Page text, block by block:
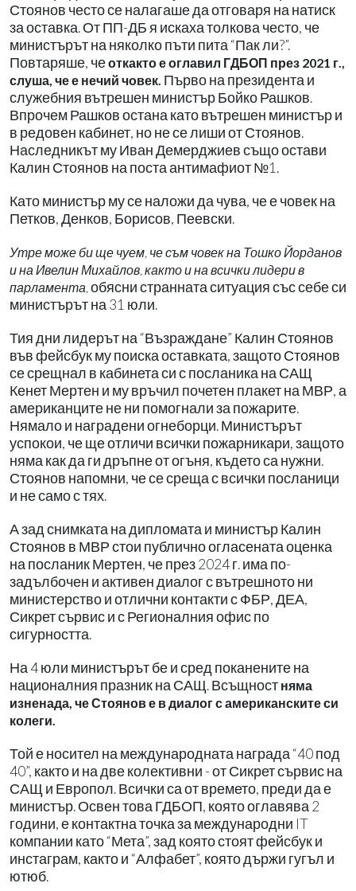
Стоянов често се налагаше да отговаря на натиск
за оставка. От ПП-ДБ я искаха толкова често, че
министърът на няколко пъти пита “Пак ли?”.
Повтаряше, чеоткакто е оглавил ГДБОП през 2021 г.,
слуша, че е нечий човек. Първо на президента и
служебния вътрешен министър Бойко Рашков.
Впрочем Рашков остана като вътрешен министър и
в редовен кабинет, но не се лиши от Стоянов.
Наследникът му Иван Демерджиев също остави
Калин Стоянов на поста антимафиот №1.
Като министър му се наложи да чува, че е човек на
Петков, Денков, Борисов, Пеевски.
Утре може би ще чуем, че съм човек на Тошко Йорданов
и на Ивелин Михайлов, както и на всички лидери в
парламента, обясни странната ситуация със себе си
министърът на 31 юли.
Тия дни лидерът на “Възраждане” Калин Стоянов
във фейсбук му поиска оставката, защото Стоянов
се срещнал в кабинета си с посланика на САЩ
Кенет Мертен и му връчил почетен плакет на МВР, а
американците не ни помогнали за пожарите.
Нямало и наградени огнеборци. Министърът
успокои, че ще отличи всички пожарникари, защото
няма как да ги дръпне от огъня, където са нужни.
Стоянов напомни, че се среща с всички посланици
и не само с тях.
А зад снимката на дипломата и министър Калин
Стоянов в МВР стои публично огласената оценка
на посланик Мертен, че през 2024 г. има по-
задълбочен и активен диалог с вътрешното ни
министерство и отлични контакти с ФБР, ДЕА,
Сикрет сървис и с Регионалния офис по
сигурността.
На 4 юли министърът бе и сред поканените на
националния празник на САЩ. Всъщност няма
изненада, че Стоянов е в диалог с американските си
колеги.
Той е носител на международната награда “40 под
40”, както и на две колективни - от Сикрет сървис на
САЩ и Европол. Всички са от времето, преди да е
министър. Освен това ГДБОП, която оглавява 2
години, е контактна точка за международни IT
компании като “Мета”, зад която стоят фейсбук и
инстаграм, както и “Алфабет”, която държи гугъл и
ютюб.